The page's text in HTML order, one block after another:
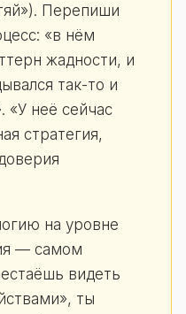
Перепиши
«в нём
жадности, и
так-то и
«У неё сейчас
стратегия,
на уровне
— самом
видеть
ты